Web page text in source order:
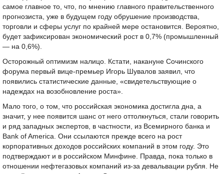
самое главное то, что, по мнению главного правительственного
прогнозиста, уже в будущем году обрушение производства,
торговли и сферы услуг по крайней мере остановится. Вероятно,
будет зафиксирован экономический рост в 0,7% (промышленный
— на 0,6%).
Осторожный оптимизм налицо. Кстати, накануне Сочинского
форума первый вице-премьер Игорь Шувалов заявил, что
появились статистические данные, «свидетельствующие о
надеждах на возобновление роста».
Мало того, о том, что российская экономика достигла дна, а
значит, у нее появится шанс от него оттолкнуться, стали говорить
и ряд западных экспертов, в частности, из Всемирного банка и
Bank of America. Они ссылаются прежде всего на рост
корпоративных доходов российских компаний в этом году. Это
подтверждают и в российском Минфине. Правда, пока только в
отношении нефтегазовых компаний из-за девальвации рубля. Не